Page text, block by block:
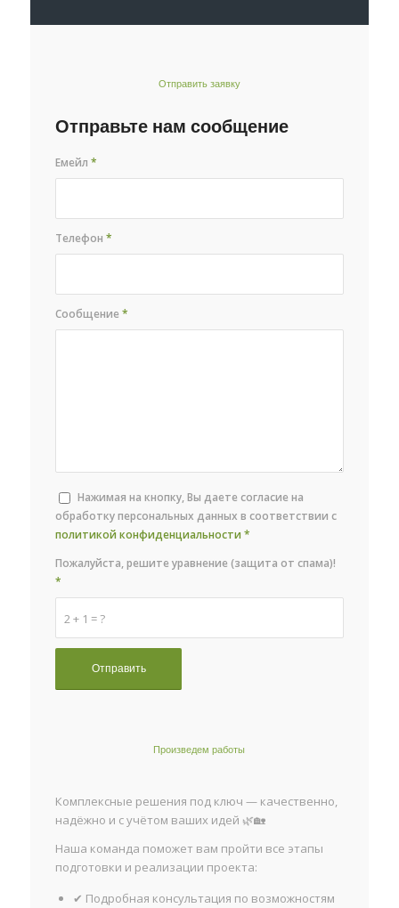
Отправить заявку
Отправьте нам сообщение
Емейл*
Телефон*
Сообщение*
Нажимая на кнопку, Вы даете согласие на
обработку персональных данных в соответствии с
политикой конфиденциальности *
2 + 1 = ?
Пожалуйста, решите уравнение (защита от спама)!
*
Произведем работы
Комплексные решения под ключ — качественно,
надёжно и с учётом ваших идей 🌿🏡
Наша команда поможет вам пройти все этапы
подготовки и реализации проекта:
✔ Подробная консультация по возможностям